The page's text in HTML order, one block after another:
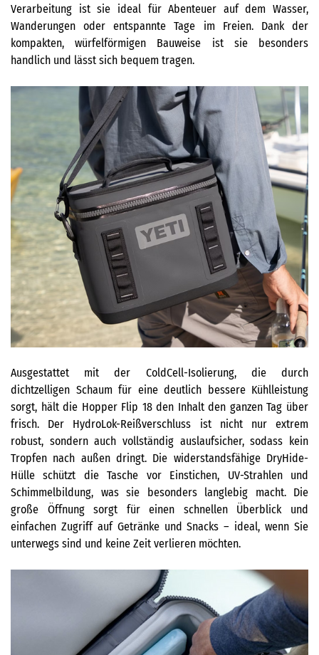
Verarbeitung ist sie ideal für Abenteuer auf dem Wasser,
Wanderungen oder entspannte Tage im Freien. Dank der
kompakten, würfelförmigen Bauweise ist sie besonders
handlich und lässt sich bequem tragen.
Ausgestattet mit der ColdCell-Isolierung, die durch
dichtzelligen Schaum für eine deutlich bessere Kühlleistung
sorgt, hält die Hopper Flip 18 den Inhalt den ganzen Tag über
frisch. Der HydroLok-Reißverschluss ist nicht nur extrem
robust, sondern auch vollständig auslaufsicher, sodass kein
Tropfen nach außen dringt. Die widerstandsfähige DryHide-
Hülle schützt die Tasche vor Einstichen, UV-Strahlen und
Schimmelbildung, was sie besonders langlebig macht. Die
große Öffnung sorgt für einen schnellen Überblick und
einfachen Zugriff auf Getränke und Snacks – ideal, wenn Sie
unterwegs sind und keine Zeit verlieren möchten.